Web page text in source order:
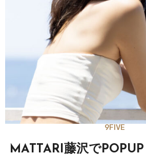
9FIVE
MATTARI藤沢で